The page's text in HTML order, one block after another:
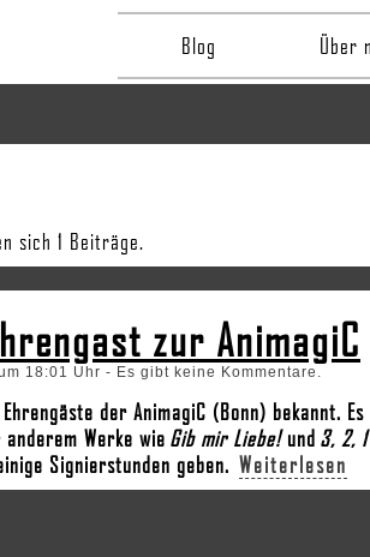
Blog Über
sich 1 Beiträge.
zur AnimagiC
18:01 Uhr - Es gibt keine Kommentare.
der AnimagiC (Bonn) bekannt.
Werke wie Gib mir Liebe!und 3, 2,
Signierstunden geben. Weiterlesen